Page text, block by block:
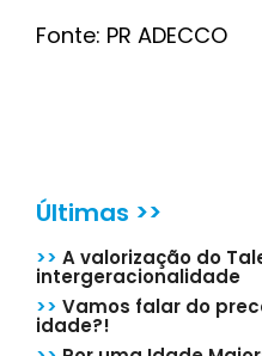
Fonte: PR ADECCO
Últimas >>
>> A valorização do
intergeracionalidade
>> Vamos falar do
idade?!